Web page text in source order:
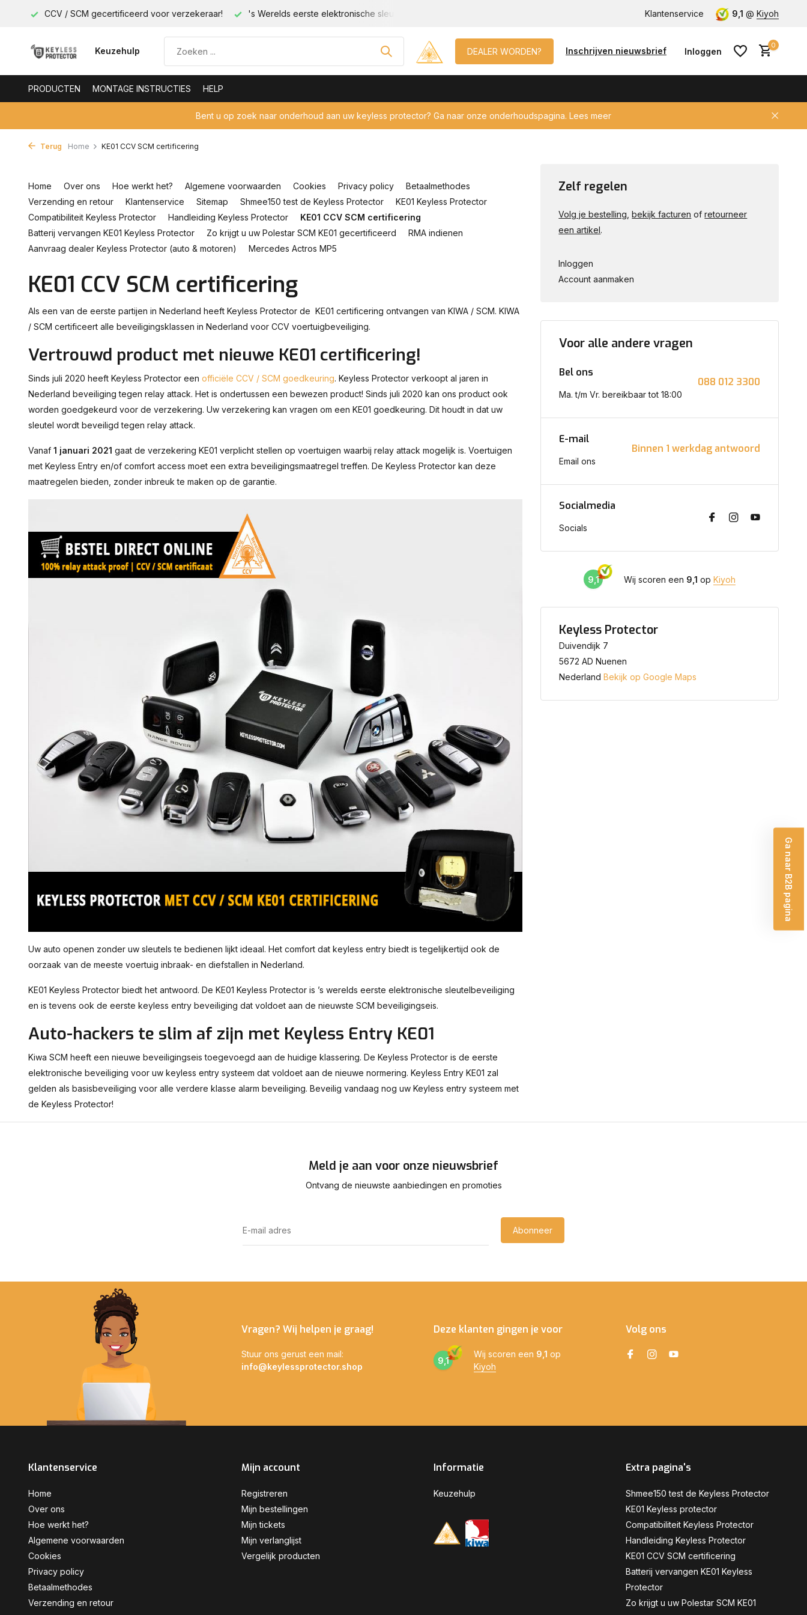
CCV / SCM gecertificeerd voor verzekeraar! 's Werelds eerste elektronische sleutel beveiliging! CCV / SCM gecertificeerd voor
Klantenservice 9,1 @ Kiyoh
Keuzehulp DEALER WORDEN? Inschrijven nieuwsbrief Inloggen
0
PRODUCTEN MONTAGE INSTRUCTIES HELP
Bent u op zoek naar onderhoud aan uw keyless protector? Ga naar onze onderhoudspagina. Lees meer
Terug Home KE01 CCV SCM certificering
Home Over ons Hoe werkt het? Algemene voorwaarden Cookies Privacy policy
Betaalmethodes
Verzending en retour
Klantenservice Sitemap Shmee150 test de Keyless Protector
KE01 Keyless Protector
Compatibiliteit Keyless Protector
Handleiding Keyless Protector
KE01 CCV SCM certificering
Batterij vervangen KE01 Keyless Protector
Zo krijgt u uw Polestar SCM KE01 gecertificeerd
RMA indienen
Aanvraag dealer Keyless Protector (auto & motoren)
Mercedes Actros MP5
KE01 CCV SCM certificering
Als een van de eerste partijen in Nederland heeft Keyless Protector de KE01 certificering ontvangen van KIWA / SCM. KIWA
/ SCM certificeert alle beveiligingsklassen in Nederland voor CCV voertuigbeveiliging.
Vertrouwd product met nieuwe KE01 certificering!
Sinds juli 2020 heeft Keyless Protector een officiële CCV / SCM goedkeuring. Keyless Protector verkoopt al jaren in
Nederland beveiliging tegen relay attack. Het is ondertussen een bewezen product! Sinds juli 2020 kan ons product ook
worden goedgekeurd voor de verzekering. Uw verzekering kan vragen om een KE01 goedkeuring. Dit houdt in dat uw
sleutel wordt beveiligd tegen relay attack.
Vanaf 1 januari 2021 gaat de verzekering KE01 verplicht stellen op voertuigen waarbij relay attack mogelijk is. Voertuigen
met Keyless Entry en/of comfort access moet een extra beveiligingsmaatregel treffen. De Keyless Protector kan deze
maatregelen bieden, zonder inbreuk te maken op de garantie.
Uw auto openen zonder uw sleutels te bedienen lijkt ideaal. Het comfort dat keyless entry biedt is tegelijkertijd ook de
oorzaak van de meeste voertuig inbraak- en diefstallen in Nederland.
KE01 Keyless Protector biedt het antwoord. De KE01 Keyless Protector is ’s werelds eerste elektronische sleutelbeveiliging
en is tevens ook de eerste keyless entry beveiliging dat voldoet aan de nieuwste SCM beveiligingseis.
Auto-hackers te slim af zijn met Keyless Entry KE01
Kiwa SCM heeft een nieuwe beveiligingseis toegevoegd aan de huidige klassering. De Keyless Protector is de eerste
elektronische beveiliging voor uw keyless entry systeem dat voldoet aan de nieuwe normering. Keyless Entry KE01 zal
gelden als basisbeveiliging voor alle verdere klasse alarm beveiliging. Beveilig vandaag nog uw Keyless entry systeem met
de Keyless Protector!
Zelf regelen
Volg je bestelling ,bekijk facturen ofretourneer
een artikel.
Inloggen
Account aanmaken
Voor alle andere vragen
Bel ons
Ma. t/m Vr. bereikbaar tot 18:00
088 012 3300
E-mail
Email ons
Binnen 1 werkdag antwoord
Socialmedia
Socials
9,1 Wij scoren een 9,1 opKiyoh
Keyless Protector
Duivendijk 7
5672 AD Nuenen
NederlandBekijk op Google Maps
Meld je aan voor onze nieuwsbrief
Ontvang de nieuwste aanbiedingen en promoties
Abonneer
Vragen? Wij helpen je graag!
Stuur ons gerust een mail:
info@keylessprotector.shop
Deze klanten gingen je voor
9,1
Wij scoren een 9,1 op
Kiyoh
Volg ons
Klantenservice
Home
Over ons
Hoe werkt het?
Algemene voorwaarden
Cookies
Privacy policy
Betaalmethodes
Verzending en retour
Mijn account
Registreren
Mijn bestellingen
Mijn tickets
Mijn verlanglijst
Vergelijk producten
Informatie
Keuzehulp
Extra pagina's
Shmee150 test de Keyless Protector
KE01 Keyless protector
Compatibiliteit Keyless Protector
Handleiding Keyless Protector
KE01 CCV SCM certificering
Batterij vervangen KE01 Keyless
Protector
Zo krijgt u uw Polestar SCM KE01
Ga naar B2B pagina